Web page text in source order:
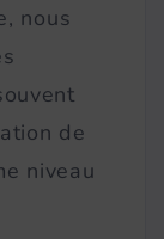
nous
de
niveau